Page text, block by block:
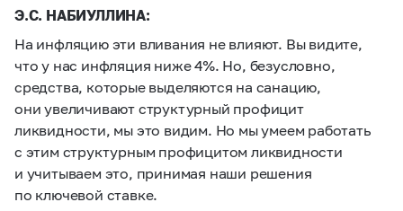
Э.С. НАБИУЛЛИНА:
На инфляцию эти вливания не влияют. Вы видите,
что у нас инфляция ниже 4%. Но, безусловно,
средства, которые выделяются на санацию,
они увеличивают структурный профицит
ликвидности, мы это видим. Но мы умеем работать
с этим структурным профицитом ликвидности
и учитываем это, принимая наши решения
по ключевой ставке.